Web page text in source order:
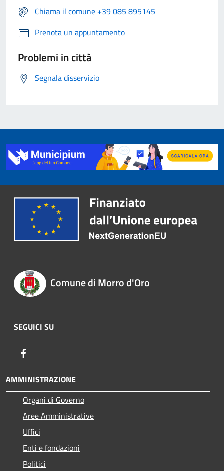
Chiama il comune +39 085 895145
Prenota un appuntamento
Problemi in città
Segnala disservizio
Comune di Morro d'Oro
SEGUICI SU
AMMINISTRAZIONE
Organi di Governo
Aree Amministrative
Uffici
Enti e fondazioni
Politici